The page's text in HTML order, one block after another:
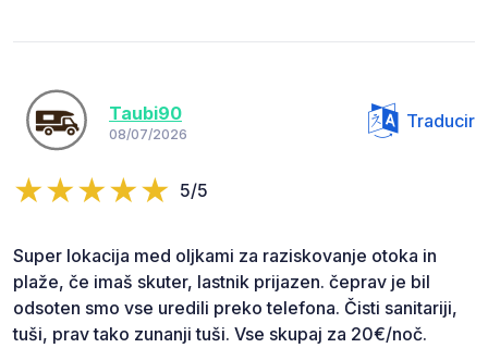
Taubi90
08/07/2026
Traducir
5/5
Super lokacija med oljkami za raziskovanje otoka in
plaže, če imaš skuter, lastnik prijazen. čeprav je bil
odsoten smo vse uredili preko telefona. Čisti sanitariji,
tuši, prav tako zunanji tuši. Vse skupaj za 20€/noč.